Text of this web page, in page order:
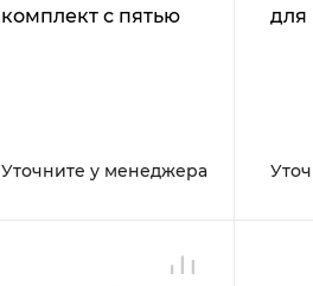
комплект с пятью
Уточните у менеджера
для